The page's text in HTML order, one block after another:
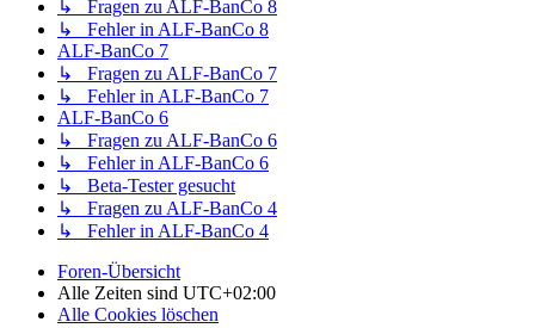
↳ Fragen zu ALF-BanCo 8
↳ Fehler in ALF-BanCo 8
ALF-BanCo 7
↳ Fragen zu ALF-BanCo 7
↳ Fehler in ALF-BanCo 7
ALF-BanCo 6
↳ Fragen zu ALF-BanCo 6
↳ Fehler in ALF-BanCo 6
↳ Beta-Tester gesucht
↳ Fragen zu ALF-BanCo 4
↳ Fehler in ALF-BanCo 4
Foren-Übersicht
Alle Zeiten sind UTC+02:00
Alle Cookies löschen